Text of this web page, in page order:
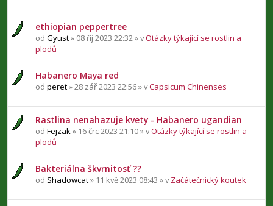
ethiopian peppertree
od Gyust» 08 říj 2023 22:32 » vOtázky týkající se rostlin a
plodů
Habanero Maya red
od peret» 28 zář 2023 22:56 » vCapsicum Chinenses
Rastlina nenahazuje kvety - Habanero ugandian
od Fejzak » 16 črc 2023 21:10 » vOtázky týkající se rostlin a
plodů
Bakteriálna škvrnitosť ??
od Shadowcat» 11 kvě 2023 08:43 » vZačátečnický koutek